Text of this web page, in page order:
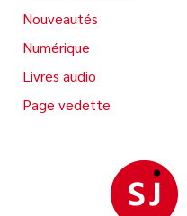
Nouveautés
Numérique
Livres audio
Page vedette